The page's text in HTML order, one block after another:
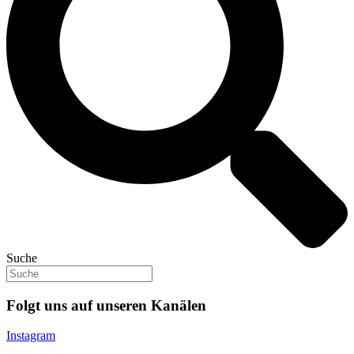
Suche
Folgt uns auf unseren Kanälen
Instagram